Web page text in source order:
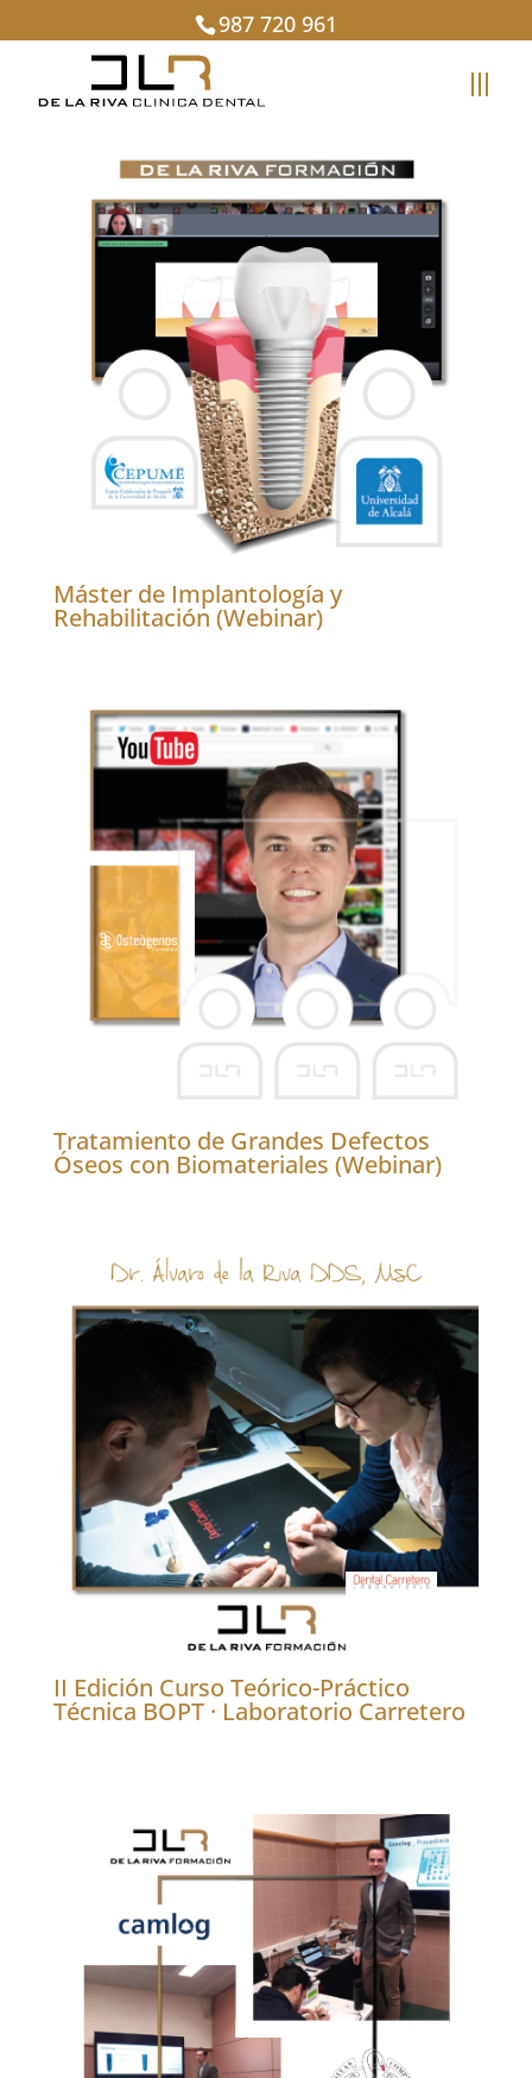
987 720 961
Máster de Implantología y
Rehabilitación (Webinar)
Tratamiento de Grandes Defectos
Óseos con Biomateriales (Webinar)
II Edición Curso Teórico-Práctico
Técnica BOPT · Laboratorio Carretero